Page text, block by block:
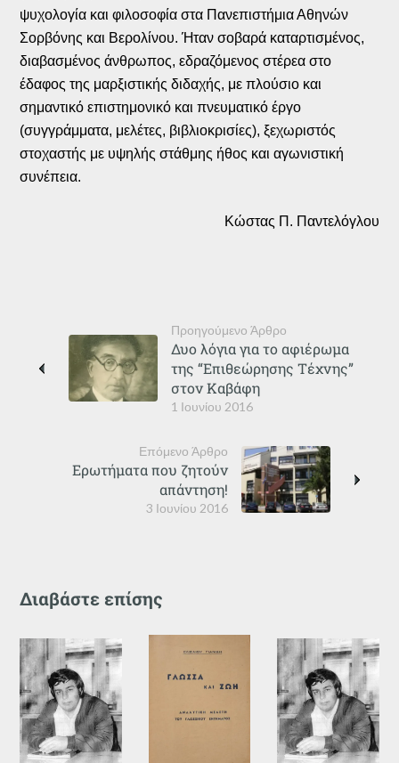
ψυχολογία και φιλοσοφία στα Πανεπιστήμια Αθηνών
Σορβόνης και Βερολίνου. Ήταν σοβαρά καταρτισμένος,
διαβασμένος άνθρωπος, εδραζόμενος στέρεα στο
έδαφος της μαρξιστικής διδαχής, με πλούσιο και
σημαντικό επιστημονικό και πνευματικό έργο
(συγγράμματα, μελέτες, βιβλιοκρισίες), ξεχωριστός
στοχαστής με υψηλής στάθμης ήθος και αγωνιστική
συνέπεια.
Κώστας Π. Παντελόγλου
Προηγούμενο Άρθρο
1 Ιουνίου 2016
Δυο λόγια για το αφιέρωμα
της “Επιθεώρησης Τέχνης”
στον Καβάφη
Επόμενο Άρθρο
3 Ιουνίου 2016
Ερωτήματα που ζητούν
απάντηση!
Διαβάστε επίσης